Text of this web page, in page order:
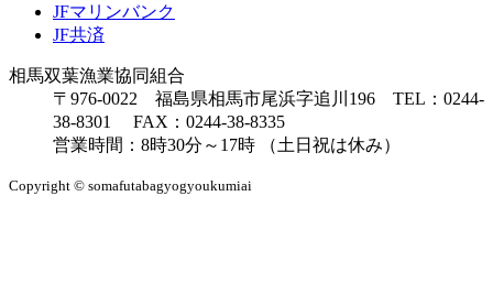
JFマリンバンク
JF共済
相馬双葉漁業協同組合
〒976-0022 福島県相馬市尾浜字追川196 TEL：0244-
38-8301 FAX：0244-38-8335
営業時間：8時30分～17時 （土日祝は休み）
Copyright © somafutabagyogyoukumiai